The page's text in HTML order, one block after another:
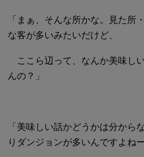
「まぁ、そんな所かな。見た所
な客が多いみたいだけど、
ここら辺って、なんか美味し
んの？」
「美味しい話かどうかは分から
りダンジョンが多いんですよねー